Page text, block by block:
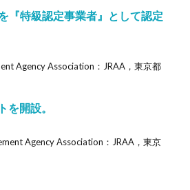
『特級認定事業者』として認定
Agency Association：JRAA，東京都
開設。
Agency Association：JRAA，東京